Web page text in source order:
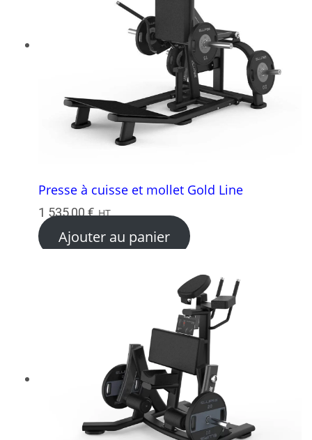
Presse à cuisse et mollet Gold Line
1 535,00€ HT
Ajouter au panier